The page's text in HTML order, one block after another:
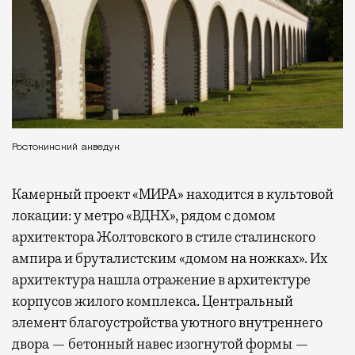
Ростокинский акведук
Камерный проект «МИРА» находится в культовой
локации: у метро «ВДНХ», рядом с домом
архитектора Жолтовского в стиле сталинского
ампира и бруталистским «домом на ножках». Их
архитектура нашла отражение в архитектуре
корпусов жилого комплекса. Центральный
элемент благоустройства уютного внутреннего
двора — бетонный навес изогнутой формы —